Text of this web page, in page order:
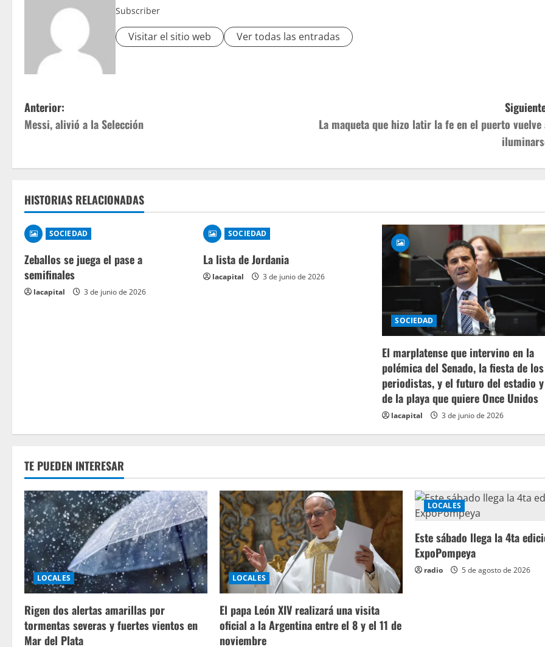
Subscriber
Visitar el sitio web Ver todas las entradas
Anterior:
Messi, alivió a la Selección
La maqueta que hizo latir la fe en el puerto vuelve
HISTORIAS RELACIONADAS
SOCIEDAD
Zeballos se juega el pase a
semifinales
lacapital 3 de junio de 2026
SOCIEDAD
La lista de Jordania
lacapital 3 de junio de 2026
SOCIEDAD
El marplatense que intervino en la
polémica del Senado, la fiesta de los
periodistas, y el futuro del estadio y
de la playa que quiere Once Unidos
lacapital 3 de junio de 2026
TE PUEDEN INTERESAR
LOCALES
Rigen dos alertas amarillas por
tormentas severas y fuertes vientos en
Mar del Plata
LOCALES
El papa León XIV realizará una visita
oficial a la Argentina entre el 8 y el 11 de
noviembre
LOCALES
Este sábado llega la 4ta
ExpoPompeya
radio 5 de agosto de 2026